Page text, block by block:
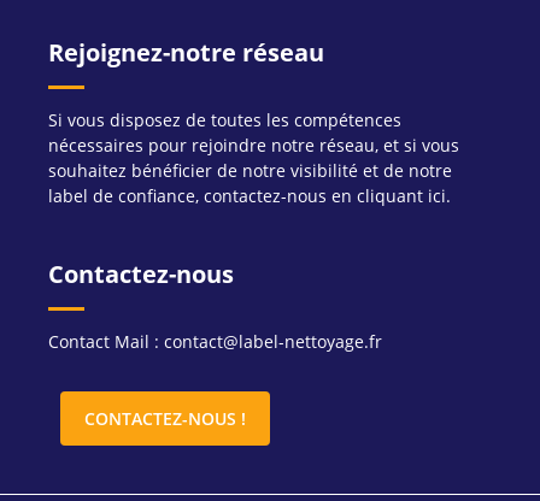
Rejoignez-notre réseau
Si vous disposez de toutes les compétences
nécessaires pour rejoindre notre réseau, et si vous
souhaitez bénéficier de notre visibilité et de notre
label de confiance, contactez-nous en cliquant ici.
Contactez-nous
Contact Mail : contact@label-nettoyage.fr
CONTACTEZ-NOUS !